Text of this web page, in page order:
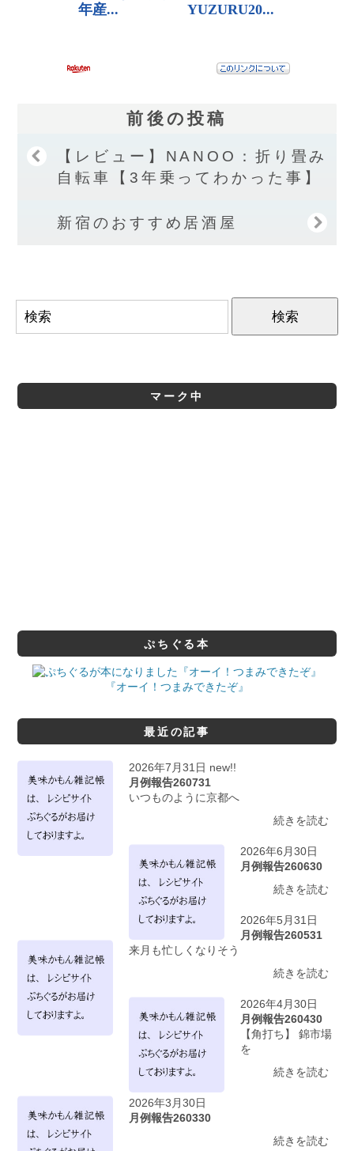
前後の投稿
【レビュー】NANOO：折り畳み
自転車【3年乗ってわかった事】
新宿のおすすめ居酒屋
マーク中
ぷちぐる本
『オーイ！つまみできたぞ』
最近の記事
2026年7月31日 new!!
月例報告260731
いつものように京都へ
続きを読む
2026年6月30日
月例報告260630
続きを読む
2026年5月31日
月例報告260531
来月も忙しくなりそう
続きを読む
2026年4月30日
月例報告260430
【角打ち】 錦市場
を
続きを読む
2026年3月30日
月例報告260330
続きを読む